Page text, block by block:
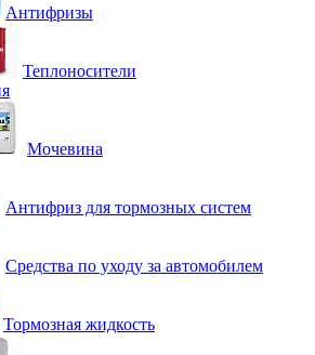
Антифризы
Теплоносители
Мочевина
Антифриз для тормозных систем
Средства по уходу за автомобилем
Тормозная жидкость